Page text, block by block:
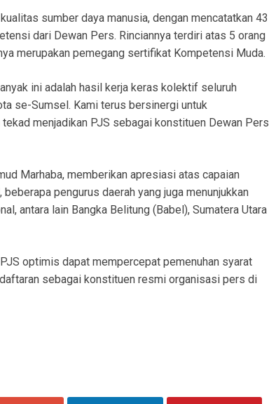
sumber daya manusia, dengan mencatatkan 43
dari Dewan Pers. Rinciannya terdiri atas 5 orang
merupakan pemegang sertifikat Kompetensi Muda.
ini adalah hasil kerja keras kolektif seluruh
se-Sumsel. Kami terus bersinergi untuk
menjadikan PJS sebagai konstituen Dewan Pers
Marhaba, memberikan apresiasi atas capaian
pengurus daerah yang juga menunjukkan
antara lain Bangka Belitung (Babel), Sumatera Utara
optimis dapat mempercepat pemenuhan syarat
sebagai konstituen resmi organisasi pers di